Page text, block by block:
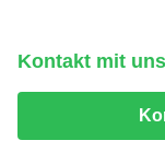
Kontakt mit uns